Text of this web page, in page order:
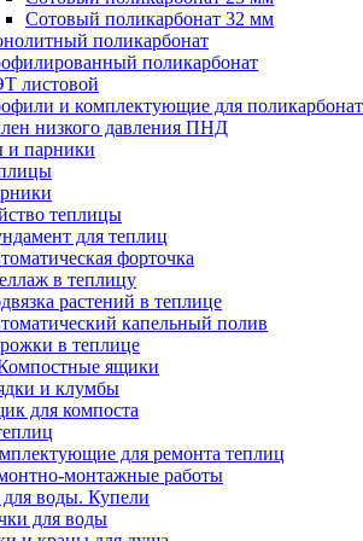
Сотовый поликарбонат 32 мм
поликарбонат
поликарбонат
листовой
и комплектующие для
низкого давления ПНД
и парники
теплицы
для теплиц
форточка
в теплицу
растений в теплице
капельный полив
в теплице
ящики
и клумбы
для компоста
для ремонта теплиц
монтажные работы
воды. Купели
для воды